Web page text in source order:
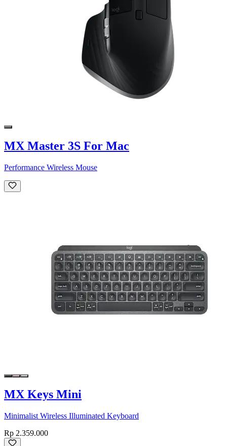
MX Master 3S For Mac
Performance Wireless Mouse
MX Keys Mini
Minimalist Wireless Illuminated Keyboard
Rp 2.359.000